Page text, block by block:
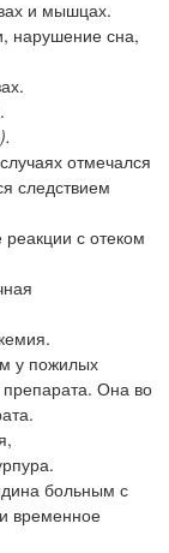
и мышцах.
нарушение сна,
отмечался
следствием
с отеком
у пожилых
Она во
больным с
временное